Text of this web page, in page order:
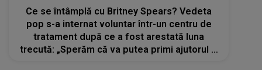
Ce se întâmplă cu Britney Spears? Vedeta
pop s-a internat voluntar într-un centru de
tratament după ce a fost arestată luna
trecută: „Sperăm că va putea primi ajutorul şi